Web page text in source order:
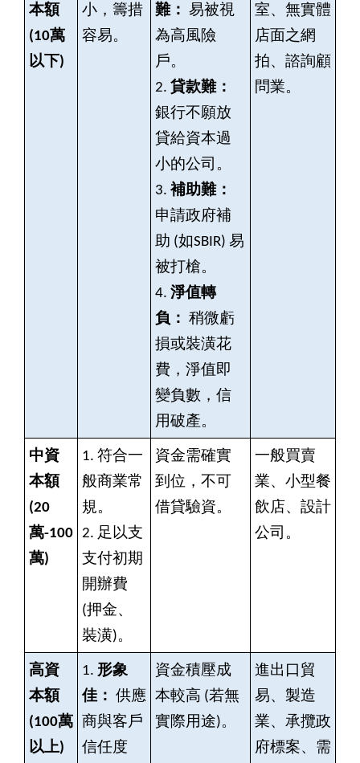
本額
(10萬
以下)
小，籌措
容易。
難： 易被視
為高風險
戶。
2. 貸款難：
銀行不願放
貸給資本過
小的公司。
3. 補助難：
申請政府補
助 (如SBIR) 易
被打槍。
4. 淨值轉
負： 稍微虧
損或裝潢花
費，淨值即
變負數，信
用破產。
室、無實體
店面之網
拍、諮詢顧
問業。
中資
本額
(20
萬-100
萬)
1. 符合一
般商業常
規。
2. 足以支
支付初期
開辦費
(押金、
裝潢)。
資金需確實
到位，不可
借貸驗資。
一般買賣
業、小型餐
飲店、設計
公司。
高資
本額
(100萬
以上)
1. 形象
佳： 供應
商與客戶
信任度
資金積壓成
本較高 (若無
實際用途)。
進出口貿
易、製造
業、承攬政
府標案、需